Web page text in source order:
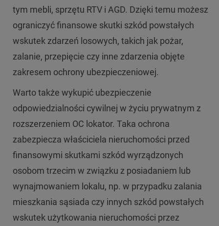
tym mebli, sprzętu RTV i AGD. Dzięki temu możesz
ograniczyć finansowe skutki szkód powstałych
wskutek zdarzeń losowych, takich jak pożar,
zalanie, przepięcie czy inne zdarzenia objęte
zakresem ochrony ubezpieczeniowej.
Warto także wykupić ubezpieczenie
odpowiedzialności cywilnej w życiu prywatnym z
rozszerzeniem OC lokator. Taka ochrona
zabezpiecza właściciela nieruchomości przed
finansowymi skutkami szkód wyrządzonych
osobom trzecim w związku z posiadaniem lub
wynajmowaniem lokalu, np. w przypadku zalania
mieszkania sąsiada czy innych szkód powstałych
wskutek użytkowania nieruchomości przez